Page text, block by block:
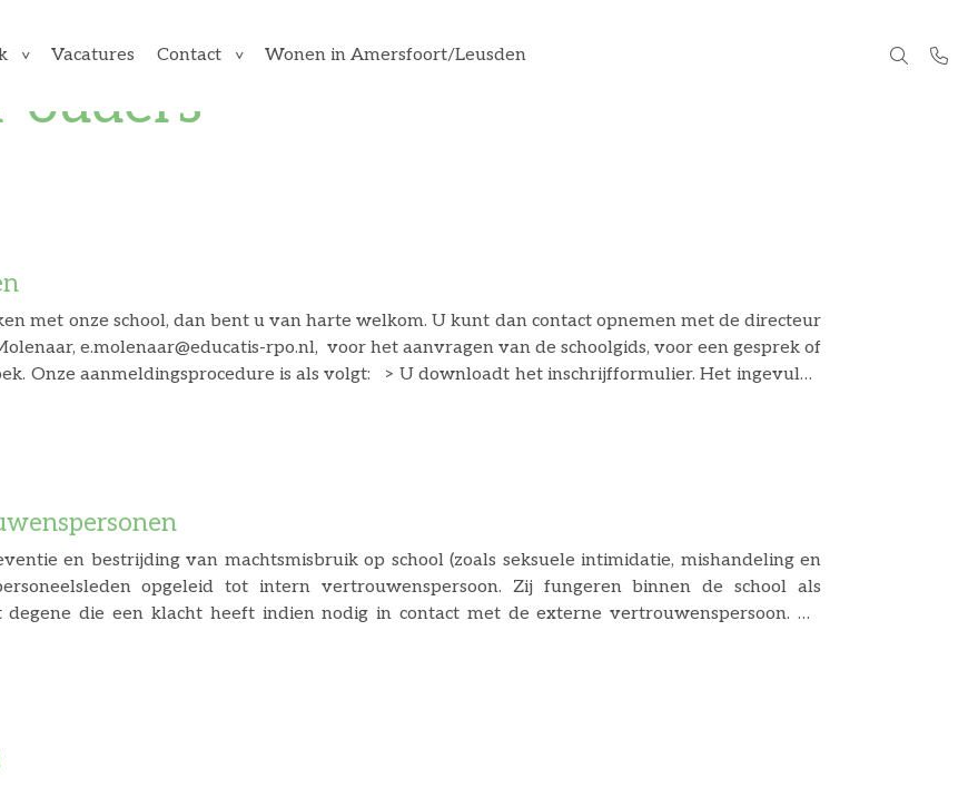
Vacatures Contact Wonen in Amersfoort/Leusden
ouders
met onze school, dan bent u van harte welkom. U kunt dan contact opnemen met de directeur
e.molenaar@educatis-rpo.nl, voor het aanvragen van de schoolgids, voor een gesprek of
aanmeldingsprocedure is als volgt: > U downloadt het inschrijfformulier. Het ingevulde
en bestrijding van machtsmisbruik op school (zoals seksuele intimidatie, mishandeling en
opgeleid tot intern vertrouwenspersoon. Zij fungeren binnen de school als
die een klacht heeft indien nodig in contact met de externe vertrouwenspersoon. De